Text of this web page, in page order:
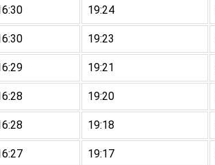
19:24
19:23
19:21
19:20
19:18
19:17